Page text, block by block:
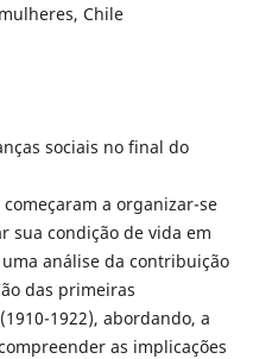
Chile
sociais no final do
a organizar-se
sua condição de vida em
análise da contribuição
das primeiras
1922), abordando, a
as implicações